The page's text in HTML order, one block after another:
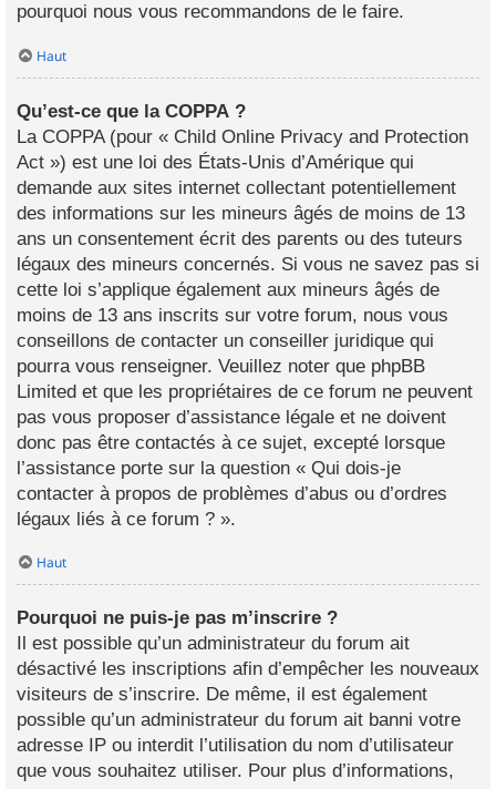
pourquoi nous vous recommandons de le faire.
Haut
Qu’est-ce que la COPPA ?
La COPPA (pour « Child Online Privacy and Protection
Act ») est une loi des États-Unis d’Amérique qui
demande aux sites internet collectant potentiellement
des informations sur les mineurs âgés de moins de 13
ans un consentement écrit des parents ou des tuteurs
légaux des mineurs concernés. Si vous ne savez pas si
cette loi s’applique également aux mineurs âgés de
moins de 13 ans inscrits sur votre forum, nous vous
conseillons de contacter un conseiller juridique qui
pourra vous renseigner. Veuillez noter que phpBB
Limited et que les propriétaires de ce forum ne peuvent
pas vous proposer d’assistance légale et ne doivent
donc pas être contactés à ce sujet, excepté lorsque
l’assistance porte sur la question « Qui dois-je
contacter à propos de problèmes d’abus ou d’ordres
légaux liés à ce forum ? ».
Haut
Pourquoi ne puis-je pas m’inscrire ?
Il est possible qu’un administrateur du forum ait
désactivé les inscriptions afin d’empêcher les nouveaux
visiteurs de s’inscrire. De même, il est également
possible qu’un administrateur du forum ait banni votre
adresse IP ou interdit l’utilisation du nom d’utilisateur
que vous souhaitez utiliser. Pour plus d’informations,